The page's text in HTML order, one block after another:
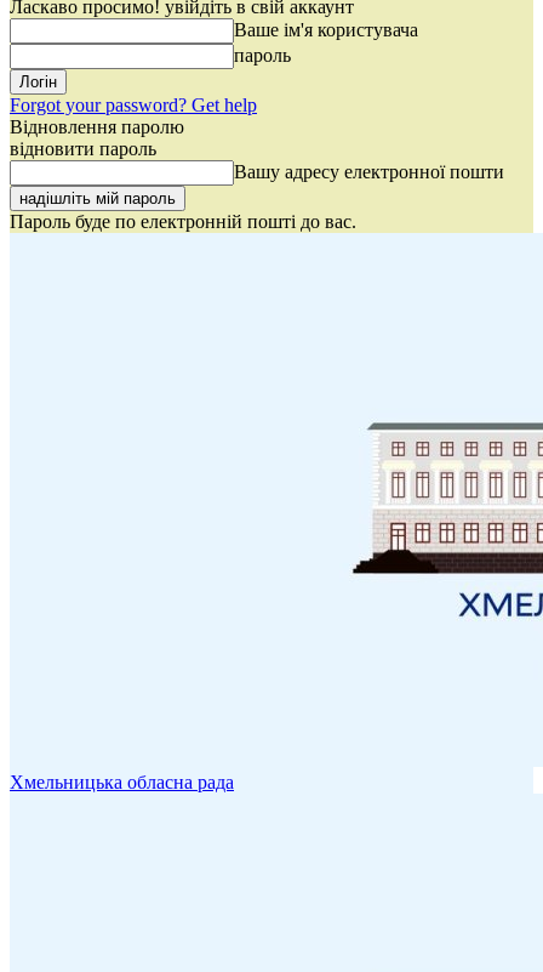
Ласкаво просимо! увійдіть в свій аккаунт
Ваше ім'я користувача
пароль
Forgot your password? Get help
Відновлення паролю
відновити пароль
Вашу адресу електронної пошти
Пароль буде по електронній пошті до вас.
Хмельницька обласна рада